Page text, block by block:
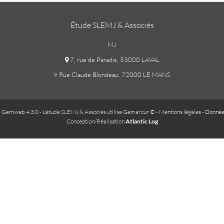
Étude SLEMJ & Associés
MJ
7, rue de Paradis, 53000 LAVAL
9 Rue Claude Blondeau, 72000 LE MANS
4.3.0- L'étude SLEMJ & Associés utiliseGemarcur © - Mentions légales-
Conception/RéalisationAtlantic Log